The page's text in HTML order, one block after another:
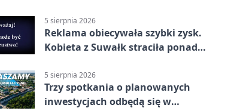
5 sierpnia 2026
Reklama obiecywała szybki zysk.
Kobieta z Suwałk straciła ponad
5 sierpnia 2026
Trzy spotkania o planowanych
inwestycjach odbędą się w